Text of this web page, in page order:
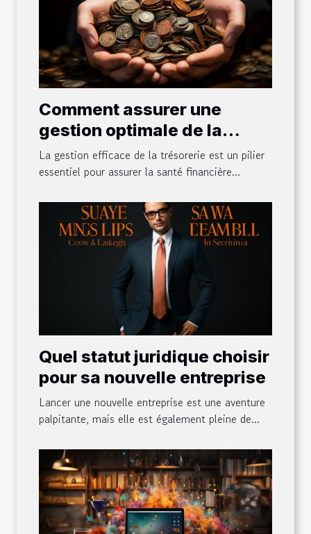
Comment assurer une
gestion optimale de la
trésorerie de votre
entreprise ?
La gestion efficace de la trésorerie est un pilier
essentiel pour assurer la santé financière...
Quel statut juridique choisir
pour sa nouvelle entreprise
Lancer une nouvelle entreprise est une aventure
palpitante, mais elle est également pleine de...